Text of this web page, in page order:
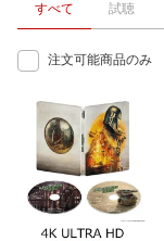
すべて 試聴
注文可能商品のみ